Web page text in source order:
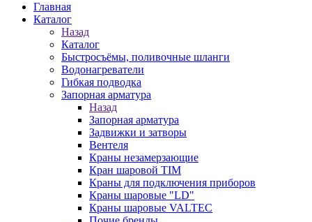
Главная
Каталог
Назад
Каталог
Быстросъёмы, поливочные шланги
Водонагреватели
Гибкая подводка
Запорная арматура
Назад
Запорная арматура
Задвижки и затворы
Вентеля
Краны незамерзающие
Кран шаровой TIM
Краны для подключения приборов
Краны шаровые "LD"
Краны шаровые VALTEC